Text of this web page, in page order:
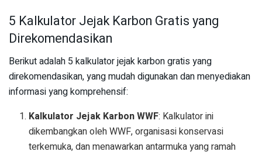
5 Kalkulator Jejak Karbon Gratis yang
Direkomendasikan
Berikut adalah 5 kalkulator jejak karbon gratis yang
direkomendasikan, yang mudah digunakan dan menyediakan
informasi yang komprehensif:
Kalkulator Jejak Karbon WWF: Kalkulator ini
dikembangkan oleh WWF, organisasi konservasi
terkemuka, dan menawarkan antarmuka yang ramah